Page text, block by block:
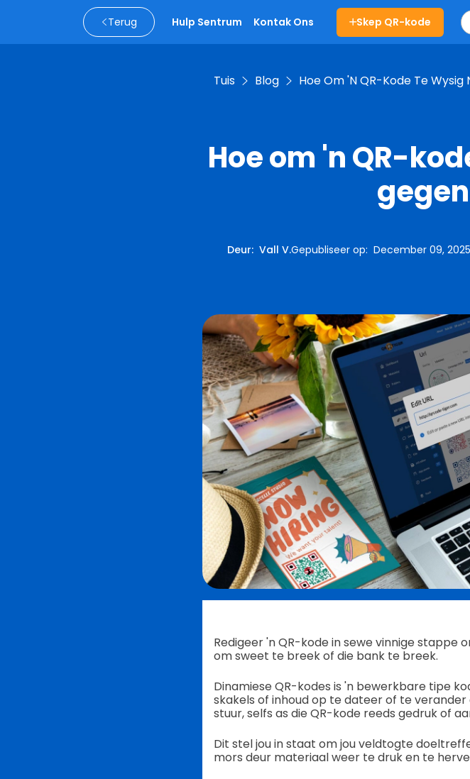
Terug Hulp Sentrum Kontak Ons Skep QR-kode
Tuis Blog Hoe Om 'n QR-Kode Te
Hoe om 'n QR-
Deur:Vall V.Gepubliseer op:December 09,
Redigeer 'n QR-kode in sewe vinnige
om sweet te breek of die bank te breek.
Dinamiese QR-kodes is 'n bewerkbare tipe
skakels of inhoud op te dateer of te
stuur, selfs as die QR-kode reeds gedruk of
Dit stel jou in staat om jou veldtogte
mors deur materiaal weer te druk en te